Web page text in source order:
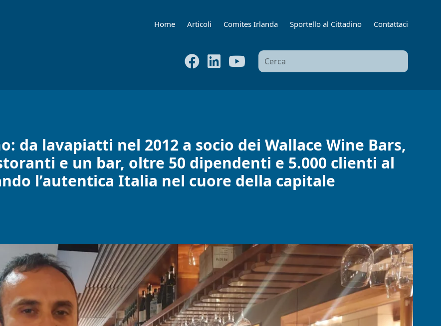
Home Articoli Comites Irlanda Sportello al Cittadino Contattaci
Ricerca
per:
da lavapiatti nel 2012 a socio dei Wallace Wine Bars,
e un bar, oltre 50 dipendenti e 5.000 clienti al
l’autentica Italia nel cuore della capitale